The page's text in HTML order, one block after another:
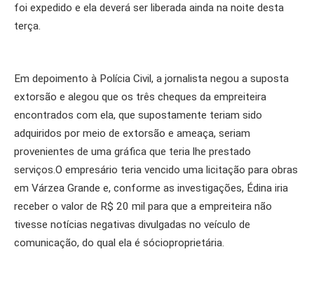
foi expedido e ela deverá ser liberada ainda na noite desta
terça.
Em depoimento à Polícia Civil, a jornalista negou a suposta
extorsão e alegou que os três cheques da empreiteira
encontrados com ela, que supostamente teriam sido
adquiridos por meio de extorsão e ameaça, seriam
provenientes de uma gráfica que teria lhe prestado
serviços.O empresário teria vencido uma licitação para obras
em Várzea Grande e, conforme as investigações, Édina iria
receber o valor de R$ 20 mil para que a empreiteira não
tivesse notícias negativas divulgadas no veículo de
comunicação, do qual ela é sócioproprietária.